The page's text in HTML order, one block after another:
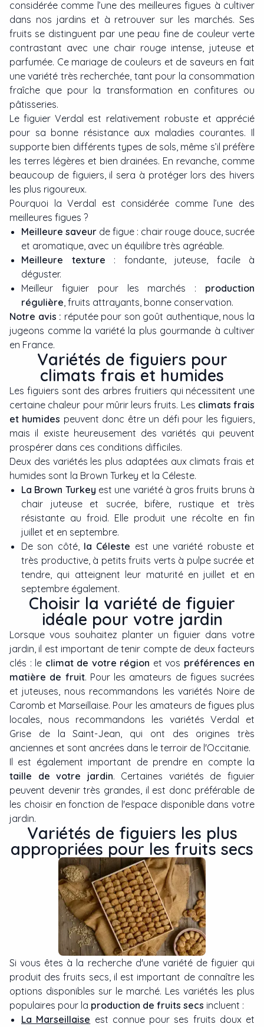
considérée comme l’une des meilleures figues à cultiver
dans nos jardins et à retrouver sur les marchés. Ses
fruits se distinguent par une peau fine de couleur verte
contrastant avec une chair rouge intense, juteuse et
parfumée. Ce mariage de couleurs et de saveurs en fait
une variété très recherchée, tant pour la consommation
fraîche que pour la transformation en confitures ou
pâtisseries.
Le figuier Verdal est relativement robuste et apprécié
pour sa bonne résistance aux maladies courantes. Il
supporte bien différents types de sols, même s’il préfère
les terres légères et bien drainées. En revanche, comme
beaucoup de figuiers, il sera à protéger lors des hivers
les plus rigoureux.
Pourquoi la Verdal est considérée comme l’une des
meilleures figues ?
Meilleure saveur de figue : chair rouge douce, sucrée
et aromatique, avec un équilibre très agréable.
Meilleure texture : fondante, juteuse, facile à
déguster.
Meilleur figuier pour les marchés : production
régulière, fruits attrayants, bonne conservation.
Notre avis : réputée pour son goût authentique, nous la
jugeons comme la variété la plus gourmande à cultiver
en France.
Variétés de figuiers pour
climats frais et humides
Les figuiers sont des arbres fruitiers qui nécessitent une
certaine chaleur pour mûrir leurs fruits. Les climats frais
et humides peuvent donc être un défi pour les figuiers,
mais il existe heureusement des variétés qui peuvent
prospérer dans ces conditions difficiles.
Deux des variétés les plus adaptées aux climats frais et
humides sont la Brown Turkey et la Céleste.
La Brown Turkey est une variété à gros fruits bruns à
chair juteuse et sucrée, bifère, rustique et très
résistante au froid. Elle produit une récolte en fin
juillet et en septembre.
De son côté, la Céleste est une variété robuste et
très productive, à petits fruits verts à pulpe sucrée et
tendre, qui atteignent leur maturité en juillet et en
septembre également.
Choisir la variété de figuier
idéale pour votre jardin
Lorsque vous souhaitez planter un figuier dans votre
jardin, il est important de tenir compte de deux facteurs
clés : le climat de votre région et vos préférences en
matière de fruit. Pour les amateurs de figues sucrées
et juteuses, nous recommandons les variétés Noire de
Caromb et Marseillaise. Pour les amateurs de figues plus
locales, nous recommandons les variétés Verdal et
Grise de la Saint-Jean, qui ont des origines très
anciennes et sont ancrées dans le terroir de l'Occitanie.
Il est également important de prendre en compte la
taille de votre jardin. Certaines variétés de figuier
peuvent devenir très grandes, il est donc préférable de
les choisir en fonction de l'espace disponible dans votre
jardin.
Variétés de figuiers les plus
appropriées pour les fruits secs
Si vous êtes à la recherche d'une variété de figuier qui
produit des fruits secs, il est important de connaître les
options disponibles sur le marché. Les variétés les plus
populaires pour la production de fruits secs incluent :
La Marseillaise est connue pour ses fruits doux et